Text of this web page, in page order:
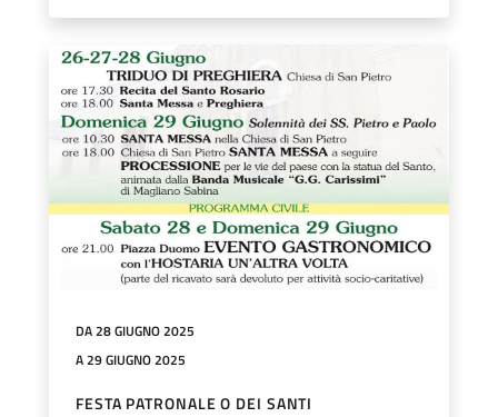
DA 28 GIUGNO 2025
A 29 GIUGNO 2025
FESTA PATRONALE O DEI SANTI